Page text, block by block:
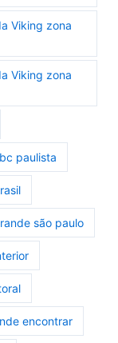
Viking zona
Viking zona
paulista
são paulo
encontrar